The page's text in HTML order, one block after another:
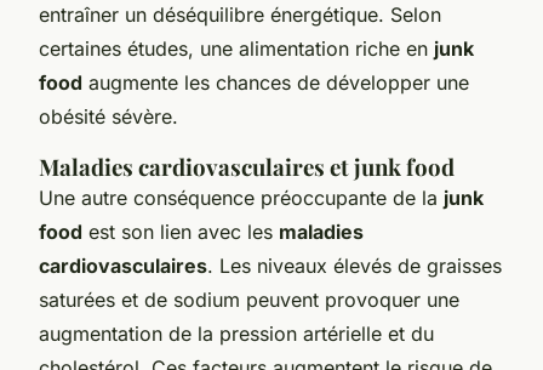
entraîner un déséquilibre énergétique. Selon
certaines études, une alimentation riche en junk
food augmente les chances de développer une
obésité sévère.
Maladies cardiovasculaires et junk food
Une autre conséquence préoccupante de la junk
food est son lien avec les maladies
cardiovasculaires. Les niveaux élevés de graisses
saturées et de sodium peuvent provoquer une
augmentation de la pression artérielle et du